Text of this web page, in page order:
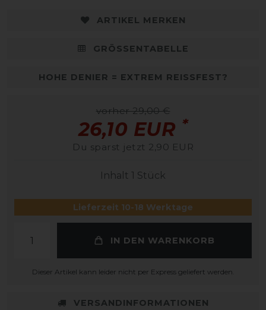
ARTIKEL MERKEN
GRÖSSENTABELLE
HOHE DENIER = EXTREM REISSFEST?
vorher 29,00 €
26,10 EUR *
Du sparst jetzt 2,90 EUR
Inhalt 1 Stück
Lieferzeit 10-18 Werktage
IN DEN WARENKORB
Dieser Artikel kann leider nicht per Express geliefert werden.
VERSANDINFORMATIONEN